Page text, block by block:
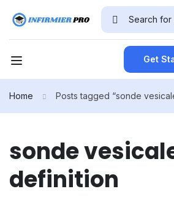
Get
Home Posts tagged “sonde
sonde
definition